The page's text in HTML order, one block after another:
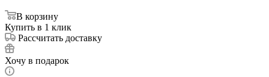
В корзину
Купить в 1 клик
Рассчитать доставку
Хочу в подарок